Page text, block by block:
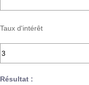
Taux d'intérêt
Résultat :